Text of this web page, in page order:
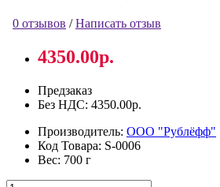
0 отзывов /Написать отзыв
4350.00р.
Предзаказ
Без НДС: 4350.00р.
Производитель: ООО "Рублёфф"
Код Товара: S-0006
Вес: 700 г